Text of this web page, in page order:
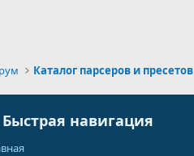
Каталог парсеров и пресетов
Быстрая навигация